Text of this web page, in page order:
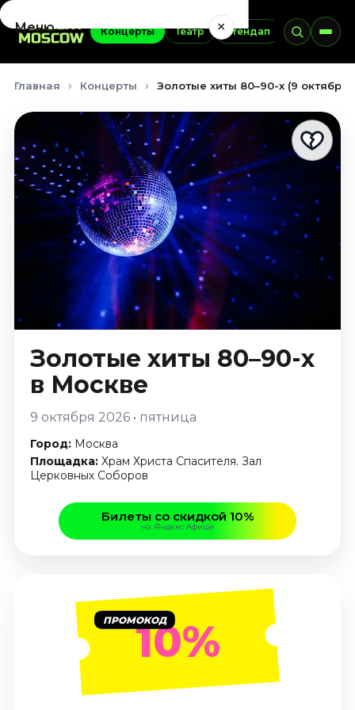
Концерты Театр Стендап Выставки
Меню ×
Сентябрь 2026
Ноябрь 2026
Декабрь 2026
Январь 2027
Август 2026
Сентябрь 2026
Ноябрь 2026
Январь 2027
Стендап
Август 2026
Сентябрь 2026
Октябрь 2026
Ноябрь 2026
Декабрь 2026
Выставки
Октябрь 2026
Декабрь 2026
Январь 2027
Экскурсии
Сентябрь 2026
Главная Концерты Золотые хиты 80–90-х (9 октября
Золотые хиты 80–90-х
в Москве
9 октября 2026 • пятница
Город: Москва
Площадка: Храм Христа Спасителя. Зал
Церковных Соборов
Билеты со скидкой 10%
на Яндекс Афише
ПРОМОКОД10%